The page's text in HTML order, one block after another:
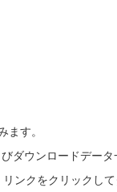
ます。
ダウンロードデータ
ンクをクリックして